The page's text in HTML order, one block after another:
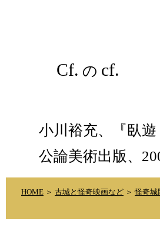
Cf. の cf.
小川裕充、『臥
公論美術出版、
HOME ＞ 古城と怪奇映画など ＞怪奇城